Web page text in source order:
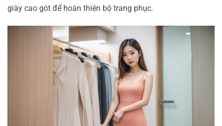
giày cao gót để hoàn thiện bộ trang phục.